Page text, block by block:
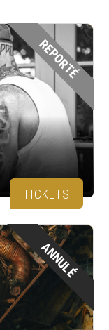
REPORTÉ
TICKETS
ANNULÉ